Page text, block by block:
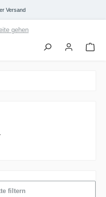
Versand
filtern